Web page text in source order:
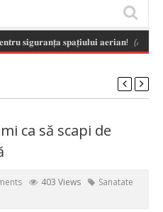
𝐬𝐢𝐠𝐮𝐫𝐚𝐧𝐭̦𝐚 𝐬𝐩𝐚𝐭̦𝐢𝐮𝐥𝐮𝐢 𝐚𝐞𝐫𝐢𝐚𝐧! (August 7,
ca să scapi de
403 Views
Sanatate